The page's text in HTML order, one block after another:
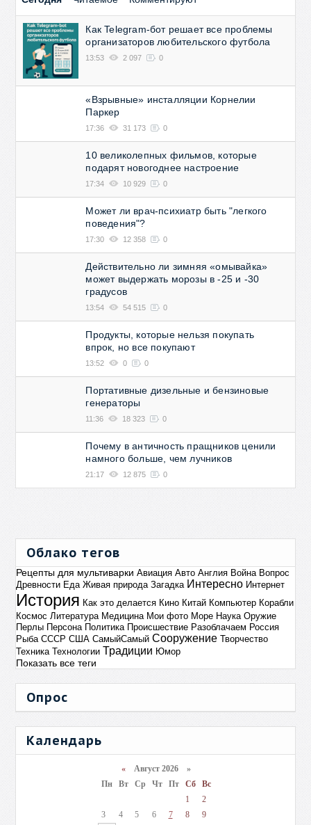
Как Telegram-бот решает все проблемы
организаторов любительского футбола
13:53 2 097 0
«Взрывные» инсталляции Корнелии
Паркер
17:36 31 173 0
10 великолепных фильмов, которые
подарят новогоднее настроение
17:34 10 929 0
Может ли врач-психиатр быть "легкого
поведения"?
17:30 12 358 0
Действительно ли зимняя «омывайка»
может выдержать морозы в -25 и -30
градусов
13:54 54 515 0
Продукты, которые нельзя покупать
впрок, но все покупают
13:52 0 0
Портативные дизельные и бензиновые
генераторы
11:36 18 323 0
Почему в античность пращников ценили
намного больше, чем лучников
21:17 12 875 0
Облако тегов
Рецепты для мультиварки Авиация Авто Англия Война Вопрос
Древности Еда Живая природа Загадка Интересно Интернет
История Как это делается Кино Китай Компьютер Корабли
Космос Литература Медицина Мои фото Море Наука Оружие
Перлы Персона Политика Происшествие Разоблачаем Россия
Рыба СССР США СамыйСамый Сооружение Творчество
Техника Технологии Традиции Юмор
Показать все теги
Опрос
Календарь
«Август 2026 »
Пн
Вт Ср Чт Пт Сб
Вс
1
2
3
4 5 6 7 8 9